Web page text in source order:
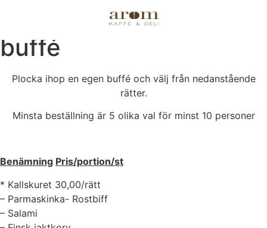
Plocka ihop en egen
buffé
Plocka ihop en egen buffé och välj från nedanstående
rätter.
Minsta beställning är 5 olika val för minst 10 personer
Benämning Pris/portion/st
* Kallskuret 30,00/rätt
– Parmaskinka- Rostbiff
– Salami